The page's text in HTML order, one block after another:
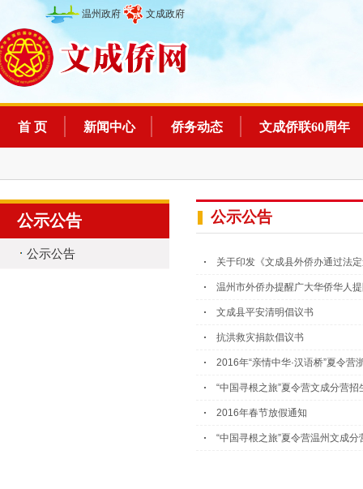
温州政府 文成政府
首 页 新闻中心 侨务动态 文成侨联60周年
公示公告
公示公告
公示公告
关于印发《文成县外侨办通过法
温州市外侨办提醒广大华侨华人
文成县平安清明倡议书
抗洪救灾捐款倡议书
2016年“亲情中华·汉语桥”夏令营
“中国寻根之旅”夏令营文成分营招
2016年春节放假通知
“中国寻根之旅”夏令营温州文成